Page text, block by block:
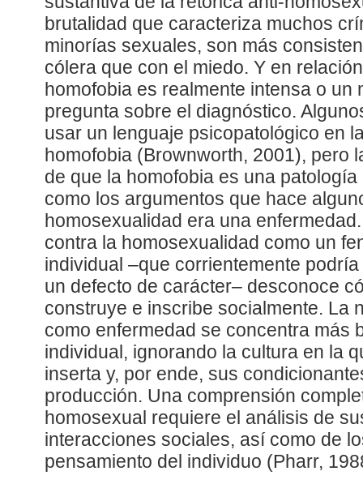
brutalidad que caracteriza muchos
minorías sexuales, son más
cólera que con el miedo. Y en
homofobia es realmente intensa o un
pregunta sobre el diagnóstico.
usar un lenguaje psicopatológico en
homofobia (Brownworth, 2001), pero
de que la homofobia es una
como los argumentos que hace
homosexualidad era una
contra la homosexualidad como un
individual –que corrientemente
un defecto de carácter– desconoce
construye e inscribe socialmente. La
como enfermedad se concentra más
individual, ignorando la cultura en la
inserta y, por ende, sus
producción. Una comprensión
homosexual requiere el análisis de
interacciones sociales, así como de
pensamiento del individuo (Pharr,